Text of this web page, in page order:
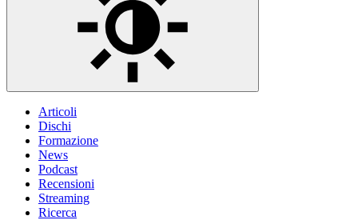
Articoli
Dischi
Formazione
News
Podcast
Recensioni
Streaming
Ricerca